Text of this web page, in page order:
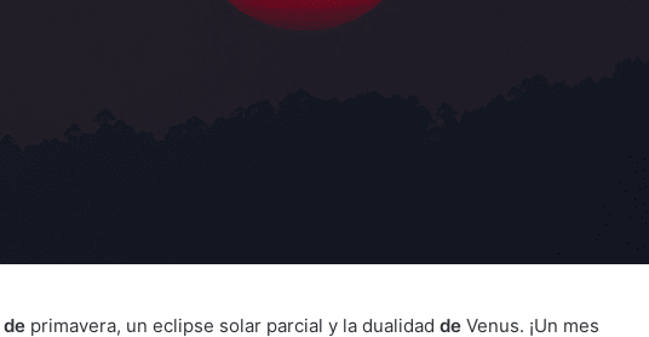
de primavera, un eclipse solar parcial y la dualidad de Venus. ¡Un mes